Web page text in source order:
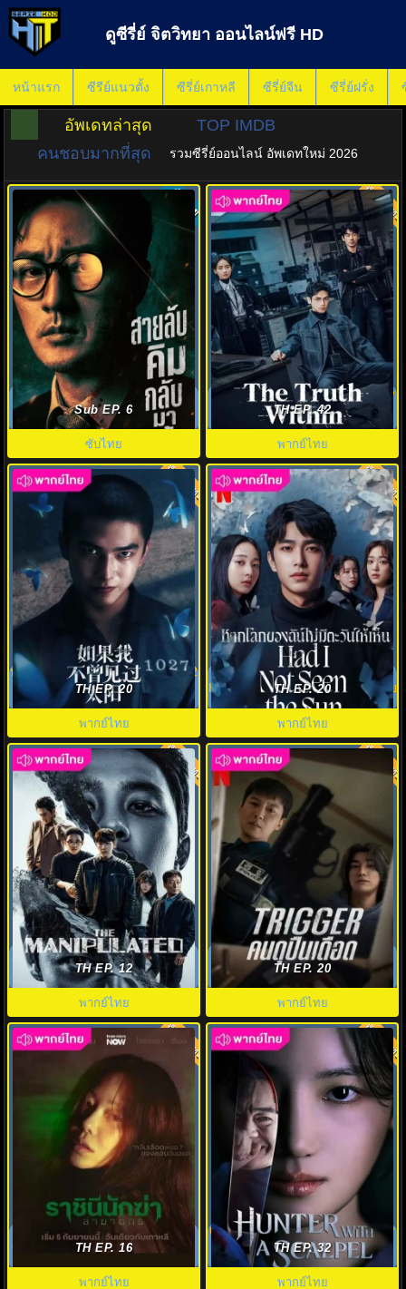
ดูซีรี่ย์ จิตวิทยา ออนไลน์ฟรี HD
หน้าแรก ซีรีย์แนวตั้ง ซีรี่ย์เกาหลี ซีรี่ย์จีน ซีรี่ย์ฝรั่ง
อัพเดทล่าสุด
TOP IMDB
คนชอบมากที่สุด
รวมซีรี่ย์ออนไลน์ อัพเดทใหม่ 2026
สายลับคิมกลับมาแล้ว (2026)
Agent Kim Reactivated EP.1-10
7.6 ซับไทย
Sub EP. 6
ซับไทย
คลายปริศนาคดีพิศวง (2025) The
Truth Within พากย์ไทย EP.1-21
8.0 พากย์ไทย
TH EP. 42
พากย์ไทย
หากโลกของฉันไม่มีตะวันให้เห็น 2
พากย์ไทย (2025) EP.1-32
8.0 พากย์ไทย
TH EP. 20
พากย์ไทย
หากโลกของฉันไม่มีตะวันให้เห็น
Had I Not Seen The Sun พากไทย
8.0 พากย์ไทย
TH EP. 20
พากย์ไทย
ดูซีรี่ย์ The Manipulated (2025)
พากย์ไทย EP.1-12 (จบ)
8.0 พากย์ไทย
TH EP. 12
พากย์ไทย
คนดุปืนเดือด (2025) Trigger
พากย์ไทย ตอนที่.1-10 (จบ)
8.0 พากย์ไทย
TH EP. 20
พากย์ไทย
ราชินีนักฆ่าล่าฆาตกร (2025)
Queen Mantis พากย์ไทย EP.1-08
8.0 พากย์ไทย
TH EP. 16
พากย์ไทย
เฉือนคมปมอำมหิต (2025) Hunter
with a Scalpel พากย์ไทย EP1-16
6.0 พากย์ไทย
TH EP. 32
พากย์ไทย